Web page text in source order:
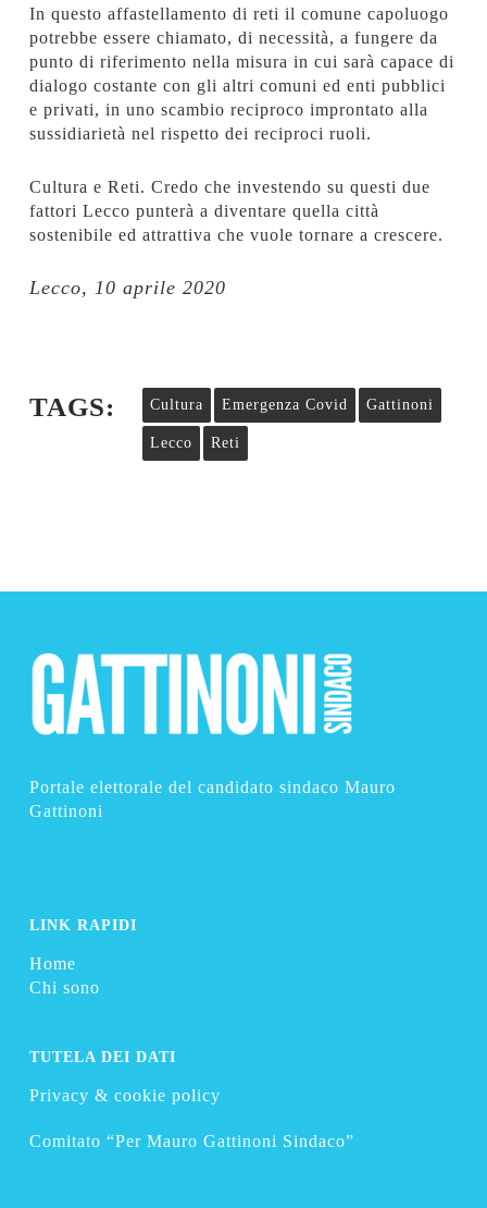
In questo affastellamento di reti il comune capoluogo
potrebbe essere chiamato, di necessità, a fungere da
punto di riferimento nella misura in cui sarà capace di
dialogo costante con gli altri comuni ed enti pubblici
e privati, in uno scambio reciproco improntato alla
sussidiarietà nel rispetto dei reciproci ruoli.
Cultura e Reti. Credo che investendo su questi due
fattori Lecco punterà a diventare quella città
sostenibile ed attrattiva che vuole tornare a crescere.
Lecco, 10 aprile 2020
TAGS: Cultura Emergenza Covid Gattinoni
Lecco Reti
Portale elettorale del candidato sindaco Mauro
Gattinoni
LINK RAPIDI
Home
Chi sono
TUTELA DEI DATI
Privacy & cookie policy
Comitato “Per Mauro Gattinoni Sindaco”